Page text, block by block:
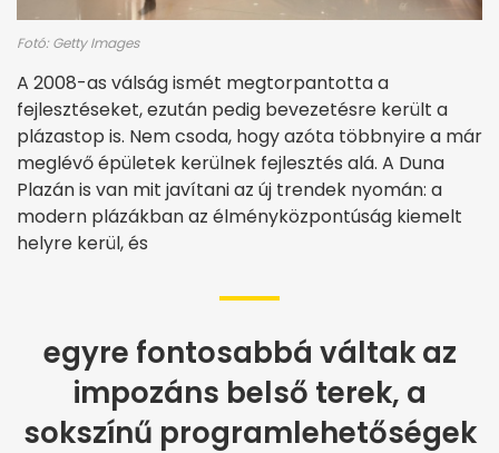
Fotó: Getty Images
A 2008-as válság ismét megtorpantotta a
fejlesztéseket, ezután pedig bevezetésre került a
plázastop is. Nem csoda, hogy azóta többnyire a már
meglévő épületek kerülnek fejlesztés alá. A Duna
Plazán is van mit javítani az új trendek nyomán: a
modern plázákban az élményközpontúság kiemelt
helyre kerül, és
egyre fontosabbá váltak az
impozáns belső terek, a
sokszínű programlehetőségek